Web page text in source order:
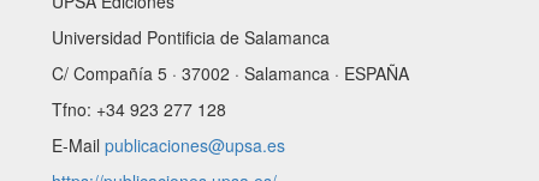
Universidad Pontificia de Salamanca
C/ Compañía 5 · 37002 · Salamanca · ESPAÑA
Tfno: +34 923 277 128
E-Mail publicaciones@upsa.es